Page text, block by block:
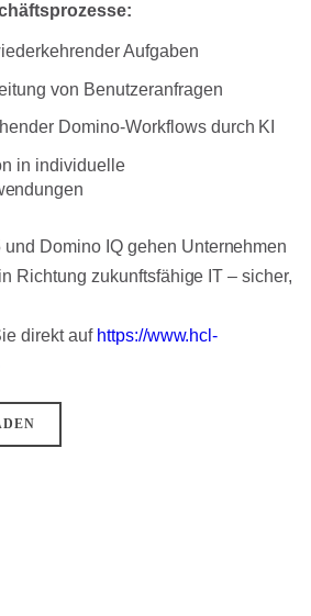
Aufgaben
von Benutzeranfragen
Domino-Workflows durch KI
in individuelle
und Domino IQ gehen Unternehmen
Richtung zukunftsfähige IT – sicher,
direkt auf https://www.hcl-